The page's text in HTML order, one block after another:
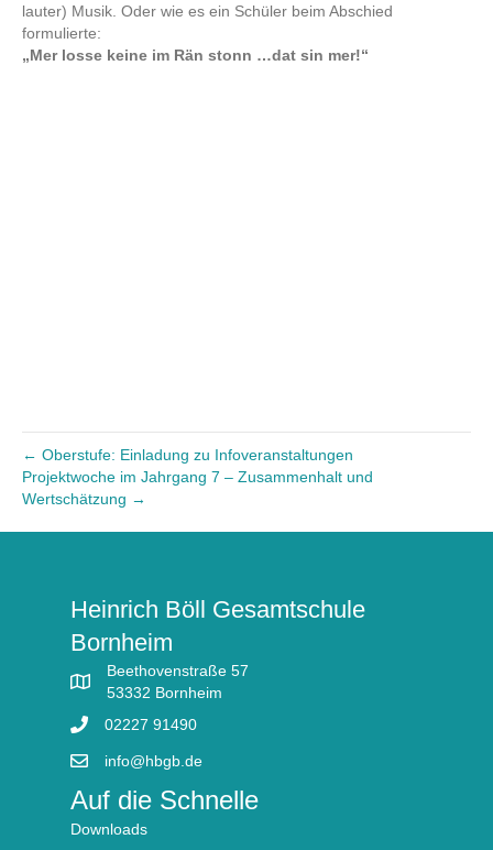
lauter) Musik. Oder wie es ein Schüler beim Abschied
formulierte:
„Mer losse keine im Rän stonn …dat sin mer!“
← Oberstufe: Einladung zu Infoveranstaltungen
Projektwoche im Jahrgang 7 – Zusammenhalt und
Wertschätzung →
Heinrich Böll Gesamtschule
Bornheim
Beethovenstraße 57
53332 Bornheim
02227 91490
info@hbgb.de
Auf die Schnelle
Downloads